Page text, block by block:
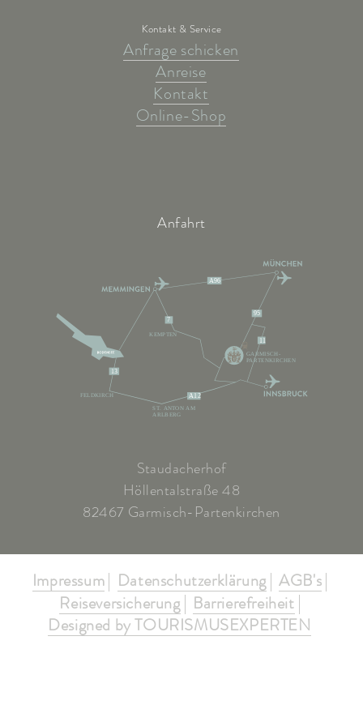
Kontakt & Service
Anfrage schicken
Anreise
Kontakt
Online-Shop
Anfahrt
A96
95
11
7
A12
13
KEMPTEN
ST. ANTON AM
ARLBERG
FELDKIRCH
GARMISCH-
PARTENKIRCHEN
Staudacherhof
Höllentalstraße 48
82467 Garmisch-Partenkirchen
Impressum Datenschutzerklärung
AGB's
Reiseversicherung
Barrierefreiheit
Designed by TOURISMUSEXPERTEN